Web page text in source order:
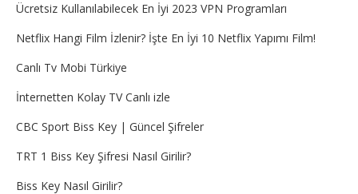
Ücretsiz Kullanılabilecek En İyi 2023 VPN Programları
Netflix Hangi Film İzlenir? İşte En İyi 10 Netflix Yapımı Film!
Canlı Tv Mobi Türkiye
İnternetten Kolay TV Canlı izle
CBC Sport Biss Key | Güncel Şifreler
TRT 1 Biss Key Şifresi Nasıl Girilir?
Biss Key Nasıl Girilir?